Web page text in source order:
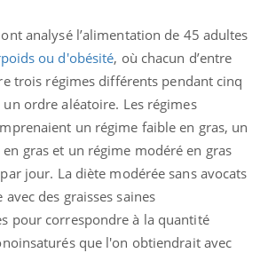
analysé l’alimentation de 45 adultes
ou d'obésité, où chacun d’entre
trois régimes différents pendant cinq
un ordre aléatoire. Les régimes
un régime faible en gras, un
gras et un régime modéré en gras
jour. La diète modérée sans avocats
des graisses saines
pour correspondre à la quantité
que l'on obtiendrait avec